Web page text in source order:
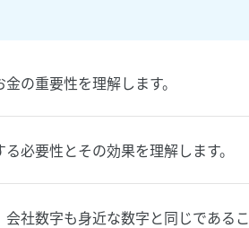
の重要性を理解します。
必要性とその効果を理解します。
社数字も身近な数字と同じであるこ